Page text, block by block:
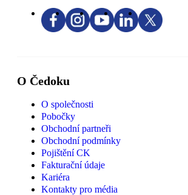
O Čedoku
O společnosti
Pobočky
Obchodní partneři
Obchodní podmínky
Pojištění CK
Fakturační údaje
Kariéra
Kontakty pro média